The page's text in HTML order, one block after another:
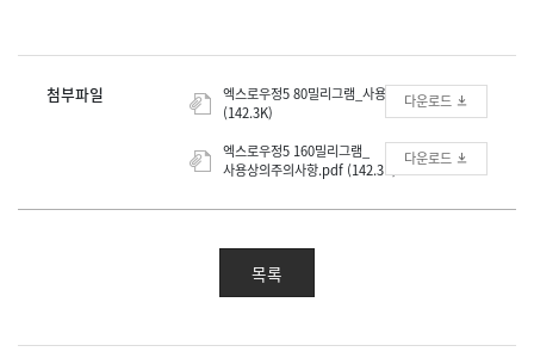
첨부파일
엑스로우정5 80밀리그램_사용상의주의사항.pdf
(142.3K)
다운로드
엑스로우정5 160밀리그램_
사용상의주의사항.pdf (142.3K)
다운로드
목록